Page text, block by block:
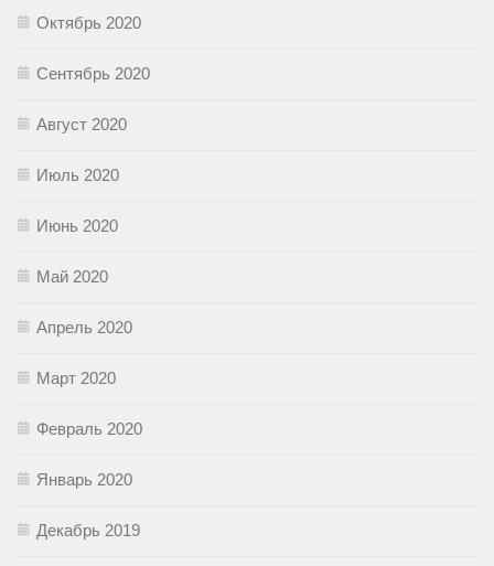
Октябрь 2020
Сентябрь 2020
Август 2020
Июль 2020
Июнь 2020
Май 2020
Апрель 2020
Март 2020
Февраль 2020
Январь 2020
Декабрь 2019